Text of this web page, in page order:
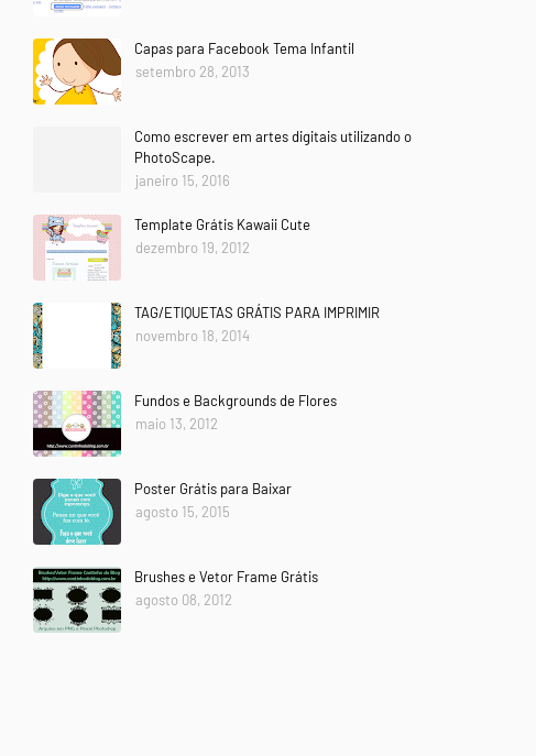
Capas para Facebook Tema Infantil
setembro 28, 2013
Como escrever em artes digitais utilizando o
PhotoScape.
janeiro 15, 2016
Template Grátis Kawaii Cute
dezembro 19, 2012
TAG/ETIQUETAS GRÁTIS PARA IMPRIMIR
novembro 18, 2014
Fundos e Backgrounds de Flores
maio 13, 2012
Poster Grátis para Baixar
agosto 15, 2015
Brushes e Vetor Frame Grátis
agosto 08, 2012